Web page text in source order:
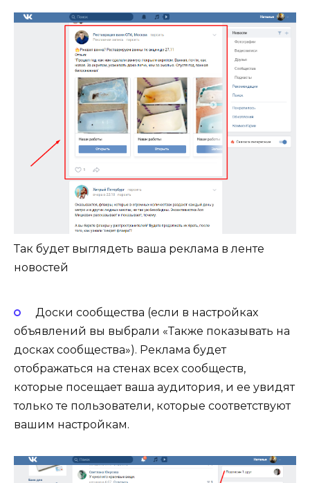
Так будет выглядеть ваша реклама в ленте
новостей
Доски сообщества (если в настройках
объявлений вы выбрали «Также показывать на
досках сообщества»). Реклама будет
отображаться на стенах всех сообществ,
которые посещает ваша аудитория, и ее увидят
только те пользователи, которые соответствуют
вашим настройкам.